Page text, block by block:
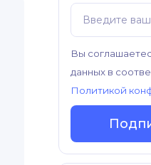
Вы
данных в
Политикой